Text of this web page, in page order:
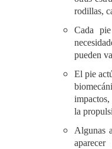
rodillas,
Cada
pueden
El pie
la
Algunas